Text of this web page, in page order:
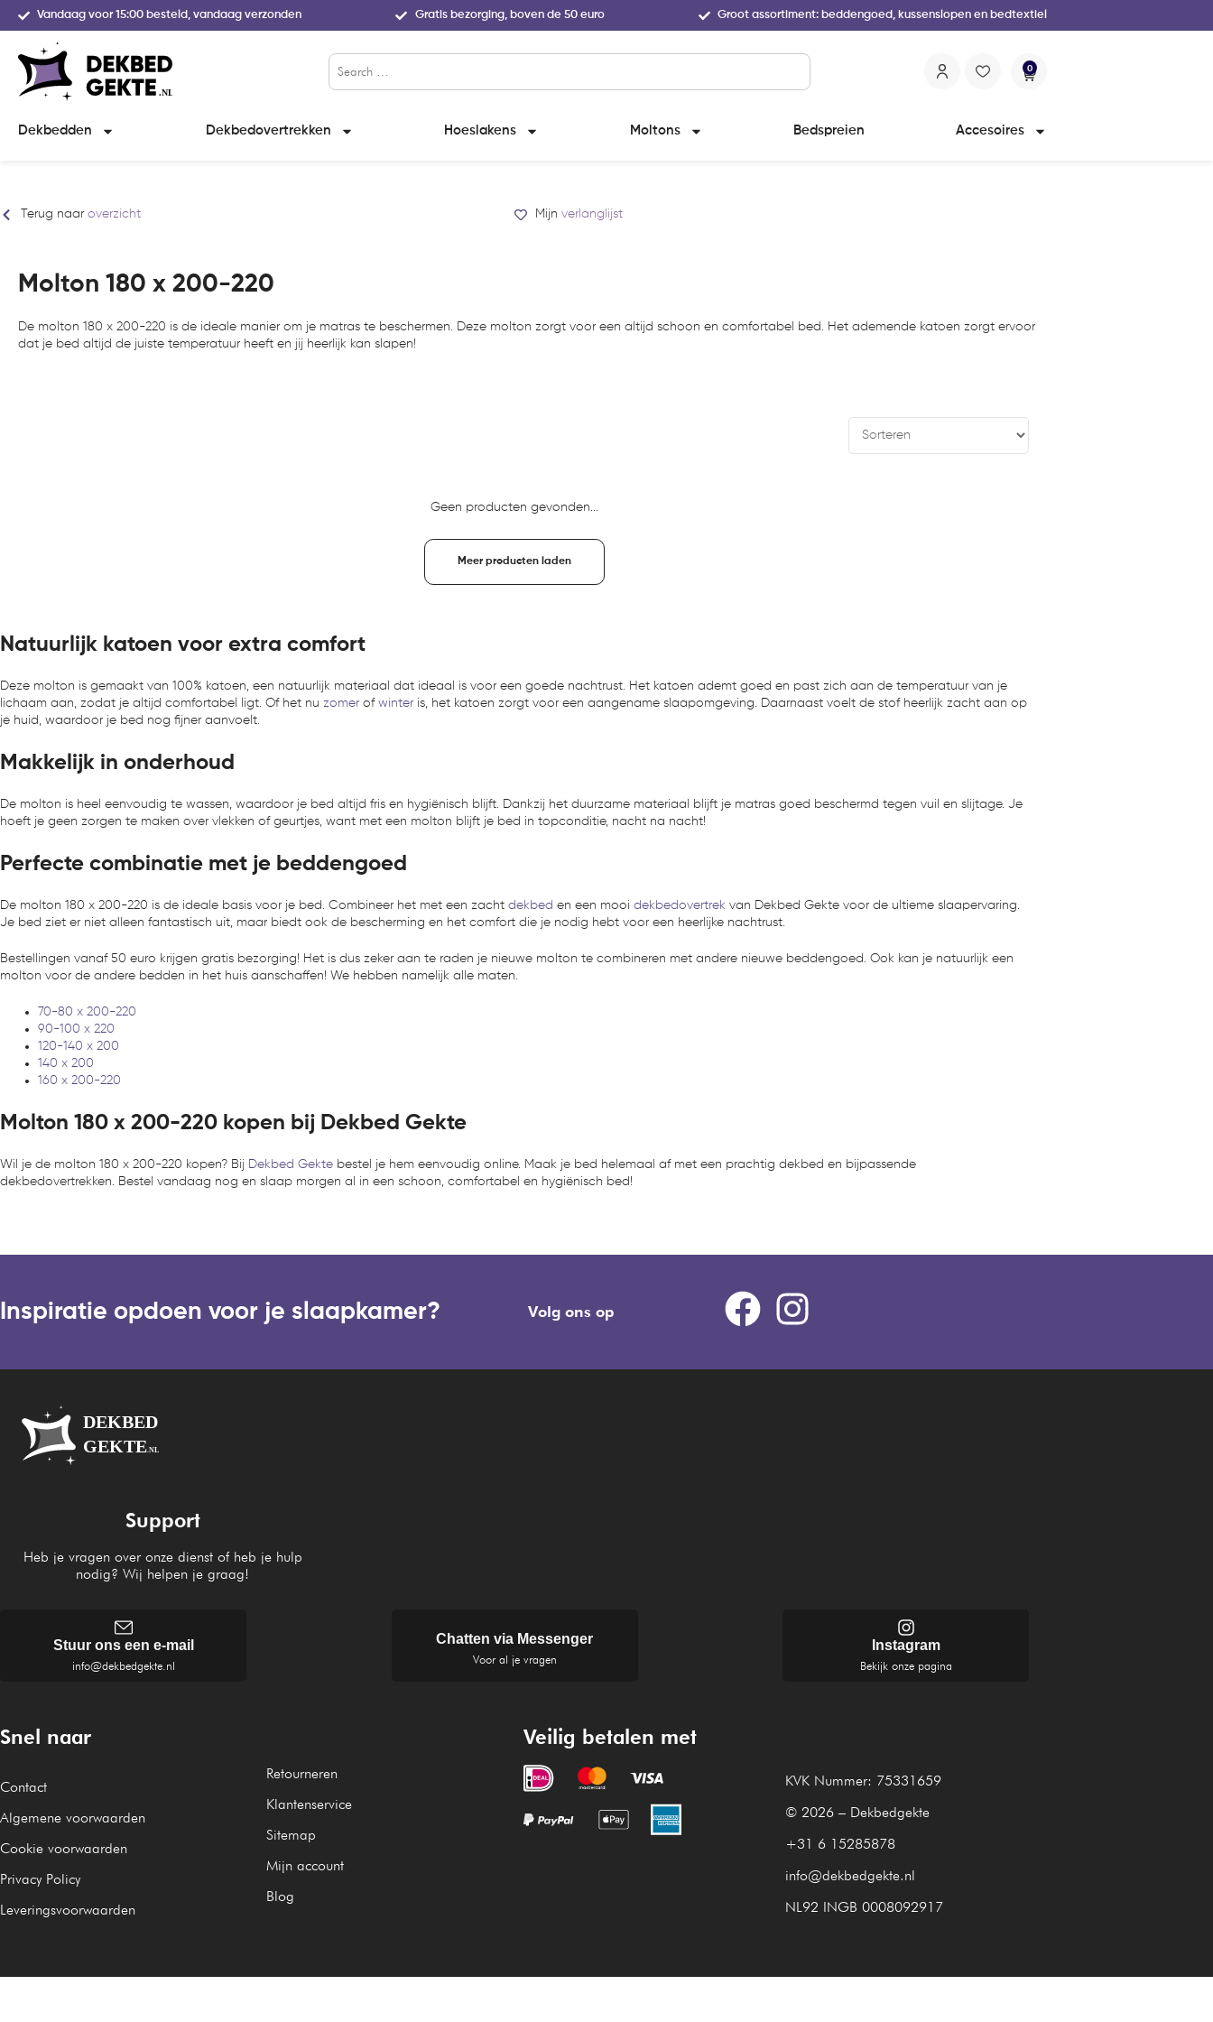
Vandaag voor 15:00 besteld, vandaag verzonden Gratis bezorging, boven de 50 euro Groot assortiment: beddengoed, kussenslopen en bedtextiel
0
Dekbedden Dekbedovertrekken Hoeslakens Moltons Bedspreien Accesoires
Terug naar overzicht Mijn verlanglijst
Molton 180 x 200-220
De molton 180 x 200-220 is de ideale manier om je matras te beschermen. Deze molton zorgt voor een altijd schoon en comfortabel bed. Het ademende katoen zorgt ervoor
dat je bed altijd de juiste temperatuur heeft en jij heerlijk kan slapen!
Geen producten gevonden...
Meer producten laden
Natuurlijk katoen voor extra comfort
Deze molton is gemaakt van 100% katoen, een natuurlijk materiaal dat ideaal is voor een goede nachtrust. Het katoen ademt goed en past zich aan de temperatuur van je
lichaam aan, zodat je altijd comfortabel ligt. Of het nu zomer of winter is, het katoen zorgt voor een aangename slaapomgeving. Daarnaast voelt de stof heerlijk zacht aan op
je huid, waardoor je bed nog fijner aanvoelt.
Makkelijk in onderhoud
De molton is heel eenvoudig te wassen, waardoor je bed altijd fris en hygiënisch blijft. Dankzij het duurzame materiaal blijft je matras goed beschermd tegen vuil en slijtage. Je
hoeft je geen zorgen te maken over vlekken of geurtjes, want met een molton blijft je bed in topconditie, nacht na nacht!
Perfecte combinatie met je beddengoed
De molton 180 x 200-220 is de ideale basis voor je bed. Combineer het met een zacht dekbed en een mooi dekbedovertrek van Dekbed Gekte voor de ultieme slaapervaring.
Je bed ziet er niet alleen fantastisch uit, maar biedt ook de bescherming en het comfort die je nodig hebt voor een heerlijke nachtrust.
Bestellingen vanaf 50 euro krijgen gratis bezorging! Het is dus zeker aan te raden je nieuwe molton te combineren met andere nieuwe beddengoed. Ook kan je natuurlijk een
molton voor de andere bedden in het huis aanschaffen! We hebben namelijk alle maten.
70-80 x 200-220
90-100 x 220
120-140 x 200
140 x 200
160 x 200-220
Molton 180 x 200-220 kopen bij Dekbed Gekte
Wil je de molton 180 x 200-220 kopen? Bij Dekbed Gekte bestel je hem eenvoudig online. Maak je bed helemaal af met een prachtig dekbed en bijpassende
dekbedovertrekken. Bestel vandaag nog en slaap morgen al in een schoon, comfortabel en hygiënisch bed!
Inspiratie opdoen voor je slaapkamer? Volg ons op
Support
Heb je vragen over onze dienst of heb je hulp
nodig? Wij helpen je graag!
Stuur ons een e-mail
info@dekbedgekte.nl
Chatten via Messenger
Voor al je vragen
Instagram
Bekijk onze pagina
Snel naar
Contact
Algemene voorwaarden
Cookie voorwaarden
Privacy Policy
Leveringsvoorwaarden
Retourneren
Klantenservice
Sitemap
Mijn account
Blog
Veilig betalen met
KVK Nummer: 75331659
© 2026 – Dekbedgekte
+31 6 15285878
info@dekbedgekte.nl
NL92 INGB 0008092917